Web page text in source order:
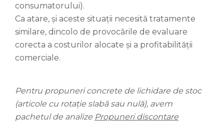
consumatorului).
Ca atare, și aceste situații necesită tratamente
similare, dincolo de provocările de evaluare
corecta a costurilor alocate și a profitabilității
comerciale.
Pentru propuneri concrete de lichidare de stoc
(articole cu rotație slabă sau nulă), avem
pachetul de analize Propuneri discontare